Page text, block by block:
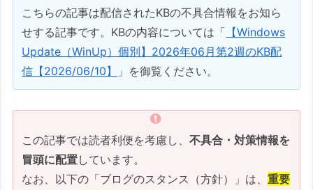
こちらの記事は配信されたKBの不具合情報をお知ら
せする記事です。KBの内容については「 【Windows
Update（WinUp）個別】2026年06月第2週のKB配
信【2026/06/10】
」を御覧ください。
この記事では読者利便を考慮し、不具合・対策情報を
冒頭に配置しています。
なお、以下の「ブログのスタンス（方針）」は、重要